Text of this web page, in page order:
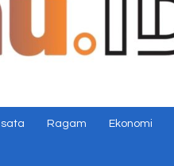
Ragam Ekonomi